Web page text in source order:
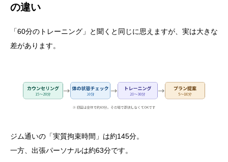
の違い
「60分のトレーニング」と聞くと同じに思えますが、実は大きな
差があります。
ジム通いの「実質拘束時間」は約145分。
一方、出張パーソナルは約63分です。